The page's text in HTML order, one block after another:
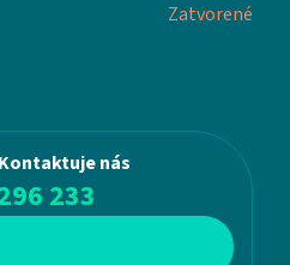
Zatvorené
nás
233